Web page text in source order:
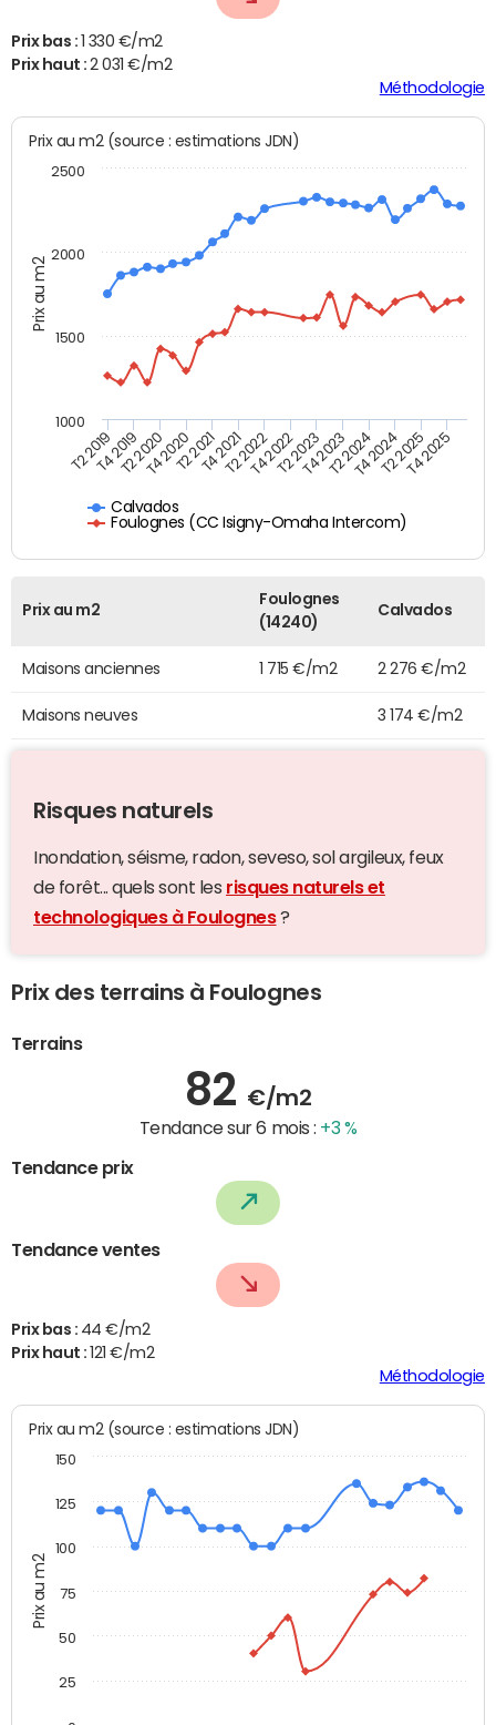
Prix bas :
1 330 €/m2
Prix haut :2 031 €/m2
Méthodologie
Prix au m2
Prix au m2 (source : estimations JDN)
Calvados
Foulognes (CC Isigny-Omaha Intercom)
T2 2019T4 2019T2 2020T4 2020T2 2021T4 2021T2 2022T4 2022T2 2023T4 2023T2 2024T4 2024T2 2025T4 2025
1000
1500
2000
2500
Prix au m2
Foulognes
(14240)
Calvados
Maisons anciennes 1 715 €/m2 2 276 €/m2
Maisons neuves 3 174 €/m2
Risques naturels
Inondation, séisme, radon, seveso, sol argileux, feux
de forêt... quels sont les risques naturels et
technologiques à Foulognes?
Prix des terrains à Foulognes
Terrains
82 €/m2
Tendance sur 6 mois : +3 %
Tendance prix
Tendance ventes
Prix bas : 44 €/m2
Prix haut : 121 €/m2
Méthodologie
Prix au m2
Prix au m2 (source : estimations JDN)
25
50
75
100
125
150